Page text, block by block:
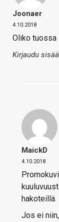
Joonaer
4.10.2018
Oliko tuossa
Kirjaudu
MaickD
4.10.2018
hakoteillä.
Jos ei